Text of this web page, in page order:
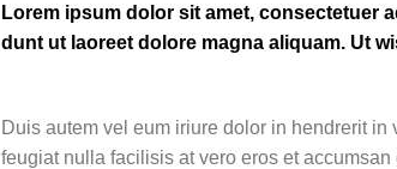
Lorem ipsum dolor sit amet, consectetuer
dunt ut laoreet dolore magna aliquam. Ut
Duis autem vel eum iriure dolor in hendrerit
feugiat nulla facilisis at vero eros et